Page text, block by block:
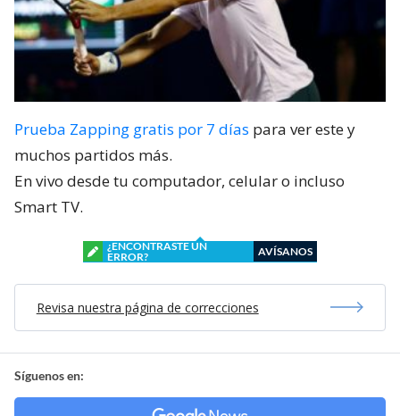
Prueba Zapping gratis por 7 días para ver este y
muchos partidos más.
En vivo desde tu computador, celular o incluso
Smart TV.
¿ENCONTRASTE UN
ERROR?
AVÍSANOS
Revisa nuestra página de correcciones
Síguenos en: